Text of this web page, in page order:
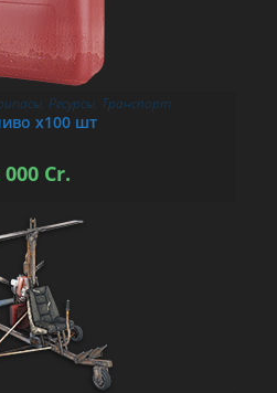
, Ресурсы, Транспорт
х100 шт
000 Cr.